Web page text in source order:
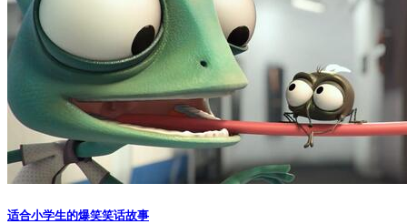
适合小学生的爆笑笑话故事